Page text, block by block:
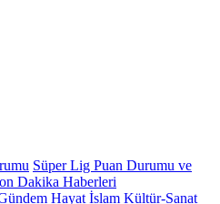
Süper Lig Puan Durumu ve
Dakika Haberleri
Hayat İslam Kültür-Sanat